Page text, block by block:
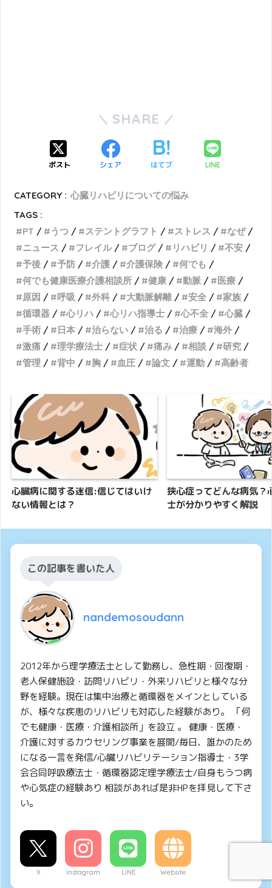
SHARE
ポスト シェア はてブ LINE
CATEGORY : 心臓リハビリについての悩み
TAGS :
PT
うつ ステントグラフト ストレス
なぜ
ニュース
フレイル ブログ リハビリ
不安
予後
予防 介護 介護保険
何でも
何でも健康医療介護相談所
健康 動脈
医療
原因
呼吸 外科 大動脈解離 安全
家族
循環器
心リハ 心リハ指導士 心不全
心臓
手術
日本 治らない 治る 治療
海外
激痛
理学療法士 症状 痛み 相談
研究
管理
背中 胸 血圧 論文 運動 高齢者
心臓病に関する迷信:信じてはいけ
ない情報とは？
狭心症ってどんな病気？
士が分かりやすく解説
この記事を書いた人
nandemosoudann
2012年から理学療法士として勤務し、急性期・回復期・
老人保健施設・訪問リハビリ・外来リハビリと様々な分
野を経験。現在は集中治療と循環器をメインとしている
が、様々な疾患のリハビリも対応した経験があり。 「何
でも健康・医療・介護相談所」を設立 。 健康・医療・
介護に対するカウセリング事業を展開/毎日、誰かのため
になる一言を発信/心臓リハビリテーション指導士・3学
会合同呼吸療法士・循環器認定理学療法士/自身もうつ病
や心気症の経験あり 相談があれば是非HPを拝見して下さ
い。
X Instagram LINE Website